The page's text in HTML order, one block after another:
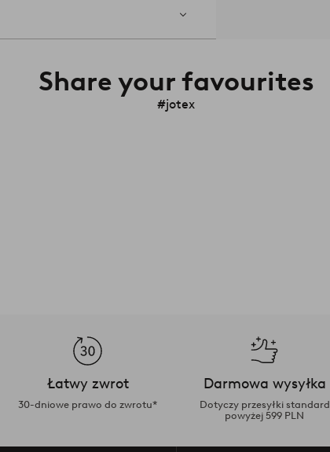
Share your favourites
#jotex
Łatwy zwrot
30-dniowe prawo do zwrotu*
Darmowa wysyłka
Dotyczy przesyłki standard
powyżej 599 PLN